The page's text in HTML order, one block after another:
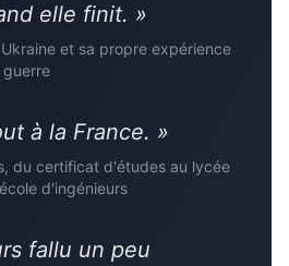
elle finit. »
et sa propre expérience
à la France. »
du certificat d'études au lycée
d'ingénieurs
fallu un peu